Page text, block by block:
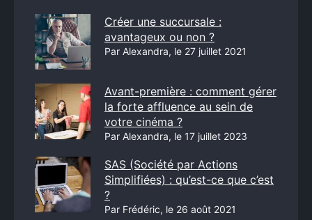
Créer une succursale :
avantageux ou non ?
Par Alexandra, le 27 juillet 2021
Avant-première : comment gérer
la forte affluence au sein de
votre cinéma ?
Par Alexandra, le 17 juillet 2023
SAS (Société par Actions
Simplifiées) : qu’est-ce que c’est
?
Par Frédéric, le 26 août 2021